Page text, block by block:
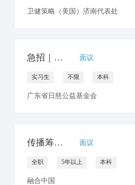
卫健策略（美国）济南代表处
急招｜公益项目设计&运营实习生（线上协作） 面议
实习生 不限 本科
广东省日慈公益基金会
传播筹款总监 面议
全职 5年以上 本科
融合中国